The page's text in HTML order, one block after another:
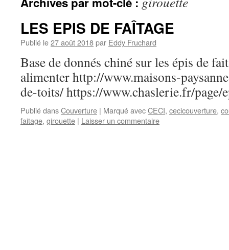
LES EPIS DE FAÎTAGE
Publié le27 août 2018par Eddy Fruchard
Base de donnés chiné sur les épis de
alimenter http://www.maisons-
de-toits/ https://www.chaslerie.fr/page/
Publié dansCouverture | Marqué avecCECI, cecicouverture,
faitage, girouette | Laisser un commentaire